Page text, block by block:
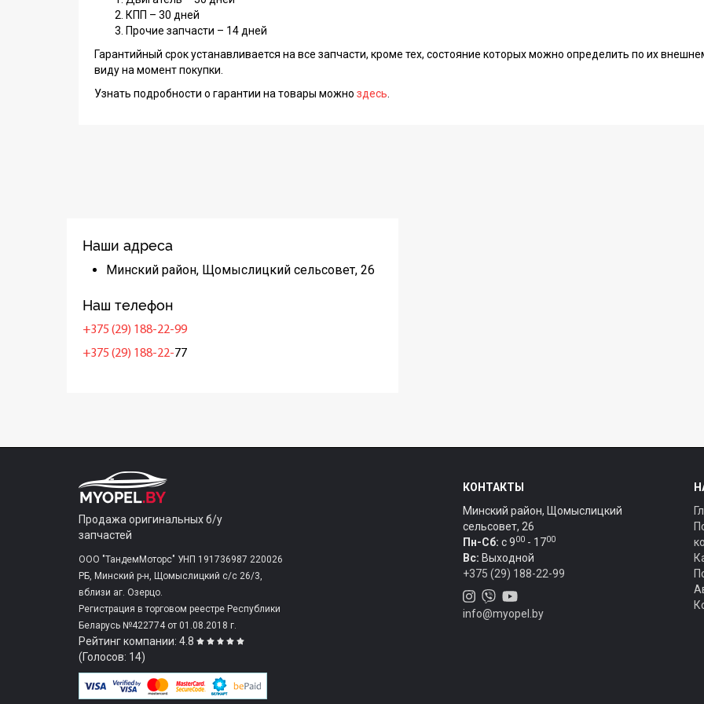
КПП – 30 дней
Прочие запчасти – 14 дней
Гарантийный срок устанавливается на все запчасти, кроме тех, состояние которых можно определить по их
виду на момент покупки.
Узнать подробности о гарантии на товары можно здесь
Наши адреса
Минский район, Щомыслицкий сельсовет, 26
Наш телефон
+375 (29) 188-22-99
+375 (29) 188-22-77
Продажа оригинальных б/у
запчастей
ООО "ТандемМоторс" УНП 191736987 220026
РБ, Минский р-н, Щомыслицкий с/c 26/3,
вблизи аг. Озерцо.
Регистрация в торговом реестре Республики
Беларусь №422774 от 01.08.2018 г.
Рейтинг компании: 4.8
(Голосов: 14)
КОНТАКТЫ
Минский район, Щомыслицкий
сельсовет, 26
Пн-Сб: c 900 - 1700
Вс: Выходной
+375 (29) 188-22-99
info@myopel.by